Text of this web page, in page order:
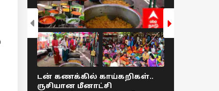
டன் கணக்கில் காய்கறிகள்..
ருசியான மீனாட்சி